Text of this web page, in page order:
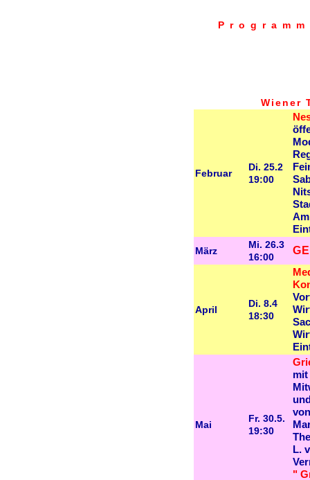
Wiener
Februar
Di. 25.2
19:00
März
Mi. 26.3
16:00
April
Di. 8.4
18:30
Mai
Fr. 30.5.
19:30
mit
L.
"